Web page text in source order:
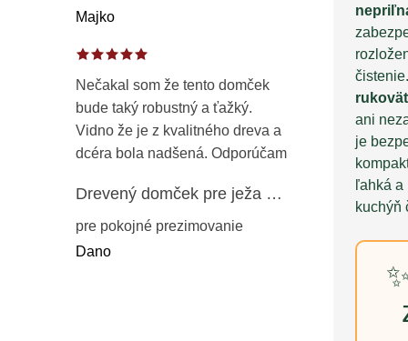
Majko
Nečakal som že tento domček
bude taký robustný a ťažký.
Vidno že je z kvalitného dreva a
dcéra bola nadšená. Odporúčam
Drevený domček pre ježa – záhradný úkryt z opaľovaného dreva s vodoodolnou strechou 50 cm
pre pokojné prezimovanie
Dano
ani
je
ľahká
kuchýň